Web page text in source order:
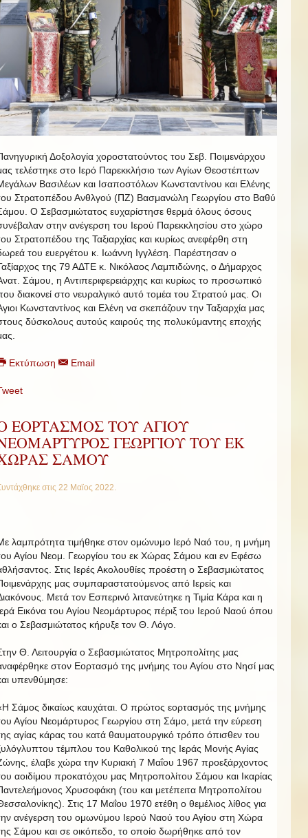
Δοξολογία χοροστατούντος του Σεβ. Ποιμενάρχου
τελέστηκε στο Ιερό Παρεκκλήσιο των Αγίων Θεοστέπτων
Βασιλέων και Ισαποστόλων Κωνσταντίνου και Ελένης
Στρατοπέδου Ανθλγού (ΠΖ) Βασμανώλη Γεωργίου στο Βαθύ
Ο Σεβασμιώτατος ευχαρίστησε θερμά όλους όσους
στην ανέγερση του Ιερού Παρεκκλησίου στο χώρο
Στρατοπέδου της Ταξιαρχίας και κυρίως ανεφέρθη στη
του ευεργέτου κ. Ιωάννη Ιγγλέση. Παρέστησαν ο
της 79 ΑΔΤΕ κ. Νικόλαος Λαμπιδώνης, ο Δήμαρχος
Σάμου, η Αντιπεριφερειάρχης και κυρίως το προσωπικό
διακονεί στο νευραλγικό αυτό τομέα του Στρατού μας. Οι
Κωνσταντίνος και Ελένη να σκεπάζουν την Ταξιαρχία μας
δύσκολους αυτούς καιρούς της πολυκύμαντης εποχής
Εκτύπωση Email
ΕΟΡΤΑΣΜΟΣ ΤΟΥ ΑΓΙΟΥ
ΓΕΩΡΓΙΟΥ ΤΟΥ ΕΚ
ΣΑΜΟΥ
στις 22 Μαϊος 2022.
λαμπρότητα τιμήθηκε στον ομώνυμο Ιερό Ναό του, η μνήμη
Αγίου Νεομ. Γεωργίου του εκ Χώρας Σάμου και εν Εφέσω
Στις Ιερές Ακολουθίες προέστη ο Σεβασμιώτατος
μας συμπαραστατούμενος από Ιερείς και
Μετά τον Εσπερινό λιτανεύτηκε η Τιμία Κάρα και η
Εικόνα του Αγίου Νεομάρτυρος πέριξ του Ιερού Ναού όπου
ο Σεβασμιώτατος κήρυξε τον Θ. Λόγο.
Θ. Λειτουργία ο Σεβασμιώτατος Μητροπολίτης μας
στον Εορτασμό της μνήμης του Αγίου στο Νησί μας
υπενθύμησε:
Σάμος δικαίως καυχάται. Ο πρώτος εορτασμός της μνήμης
Αγίου Nεομάρτυρος Γεωργίου στη Σάμο, μετά την εύρεση
αγίας κάρας του κατά θαυματουργικό τρόπο όπισθεν του
τέμπλου του Καθολικού της Ιεράς Μονής Αγίας
έλαβε χώρα την Κυριακή 7 Μαΐου 1967 προεξάρχοντος
αοιδίμου προκατόχου μας Μητροπολίτου Σάμου και Ικαρίας
Χρυσοφάκη (του και μετέπειτα Μητροπολίτου
Στις 17 Μαΐου 1970 ετέθη ο θεμέλιος λίθος για
ανέγερση του ομωνύμου Ιερού Ναού του Αγίου στη Χώρα
Σάμου και σε οικόπεδο, το οποίο δωρήθηκε από τον